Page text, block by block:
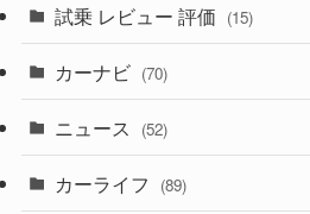
(253) (222)
(50)
(43)
(6)
(58)
(28)
(27)
(5)
(1)
(7)
(5)
試乗 レビュー 評価 (15)
カーナビ (70)
ニュース (52)
カーライフ (89)